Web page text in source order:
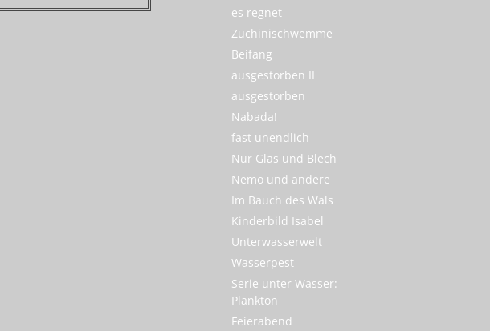
es regnet
Zuchinischwemme
Beifang
ausgestorben II
ausgestorben
Nabada!
fast unendlich
Nur Glas und Blech
Nemo und andere
Im Bauch des Wals
Kinderbild Isabel
Unterwasserwelt
Wasserpest
Serie unter Wasser:
Plankton
Feierabend